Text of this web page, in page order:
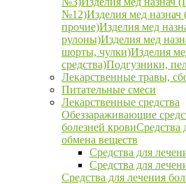
№12)Изделия мед назнач
прочие)Изделия мед
рулоны)Изделия мед
шорты, чулки)Изделия
средства)Подгузники,
Лекарственные травы,
Питательные смеси
Лекарственные средства
Обеззараживающие
болезней кровиСредства
обмена веществ
Средства для
Средства для
Средства для лечения